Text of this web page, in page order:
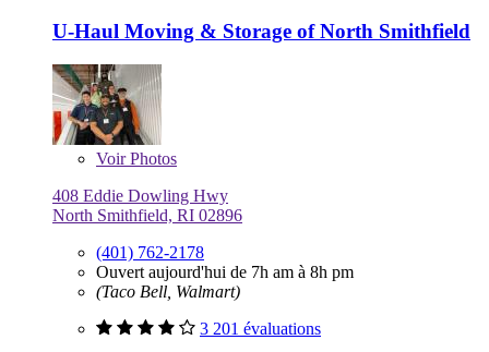
U-Haul Moving & Storage of North Smithfield
VoirPhotos
408 Eddie Dowling Hwy
North Smithfield, RI 02896
(401) 762-2178
Ouvert aujourd'hui de 7h am à 8h pm
(Taco Bell, Walmart)
3 201 évaluations